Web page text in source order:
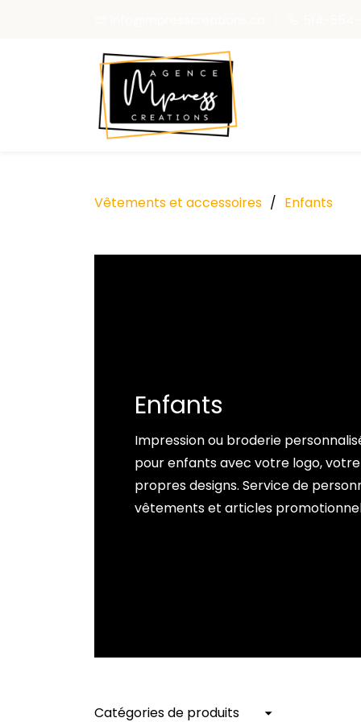
Vêtements et accessoires / Enfants
Enfants
Impression ou broderie
pour enfants avec votre logo,
propres designs. Service de
vêtements et articles
Catégories de produits